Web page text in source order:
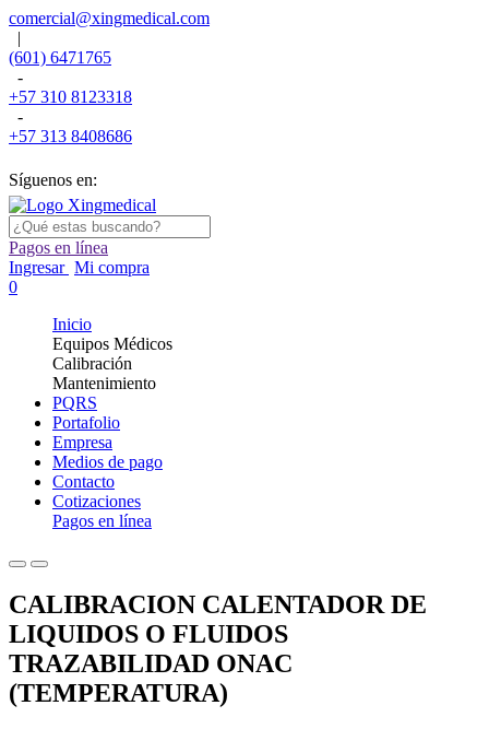
comercial@xingmedical.com
|
(601) 6471765
-
+57 310 8123318
-
+57 313 8408686
Síguenos en:
Pagos en línea
Ingresar Mi compra
0
Inicio
Equipos Médicos
Calibración
Mantenimiento
PQRS
Portafolio
Empresa
Medios de pago
Contacto
Cotizaciones
Pagos en línea
CALIBRACION CALENTADOR DE
LIQUIDOS O FLUIDOS
TRAZABILIDAD ONAC
(TEMPERATURA)